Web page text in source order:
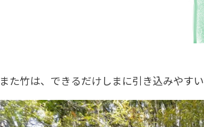
また竹は、できるだけしまに引き込みやすい